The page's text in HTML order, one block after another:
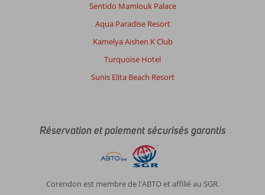
Sentido Mamlouk Palace
Aqua Paradise Resort
Kamelya Aishen K Club
Turquoise Hotel
Sunis Elita Beach Resort
Réservation et paiement sécurisés garantis
Corendon est membre de l'ABTO et affilié au SGR.